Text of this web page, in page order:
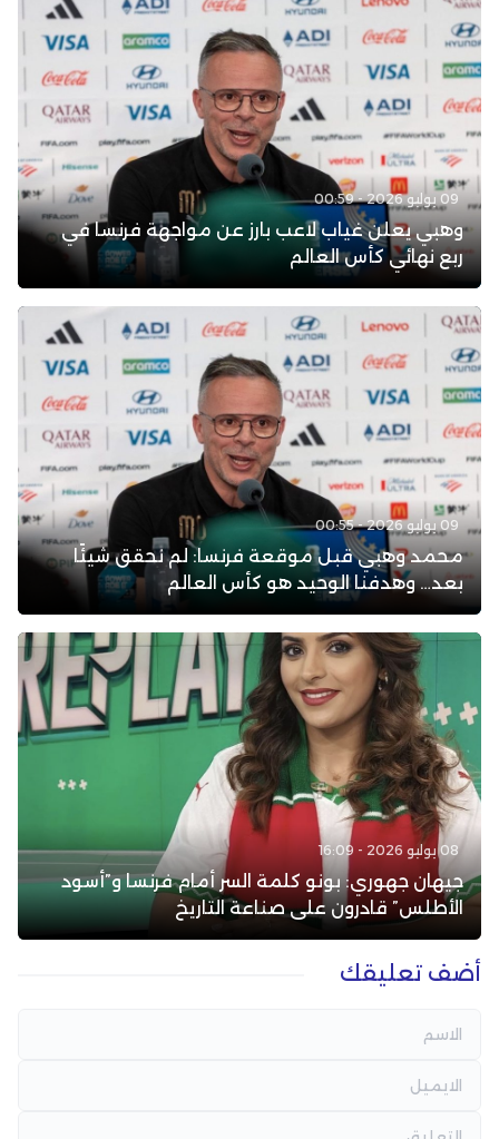
09 يوليو 2026 - 00:59
وهبي يعلن غياب لاعب بارز عن مواجهة فرنسا في
ربع نهائي كأس العالم
09 يوليو 2026 - 00:55
محمد وهبي قبل موقعة فرنسا: لم نحقق شيئًا
بعد… وهدفنا الوحيد هو كأس العالم
08 يوليو 2026 - 16:09
جيهان جهوري: بونو كلمة السر أمام فرنسا و”أسود
الأطلس” قادرون على صناعة التاريخ
أضف تعليقك